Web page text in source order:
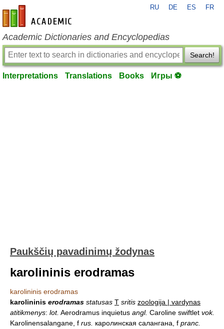
en-academic.com
RU DE ES FR
Academic Dictionaries and Encyclopedias
Search!
Interpretations Translations Books Игры ⚽
Paukščių pavadinimų žodynas
karolininis erodramas
karolininis erodramas
karolininis erodramas statusas T sritis zoologija | vardynas
atitikmenys: lot. Aerodramus inquietus angl. Caroline swiftlet vok.
Karolinensalangane, f rus. каролинская салангана, f pranc.